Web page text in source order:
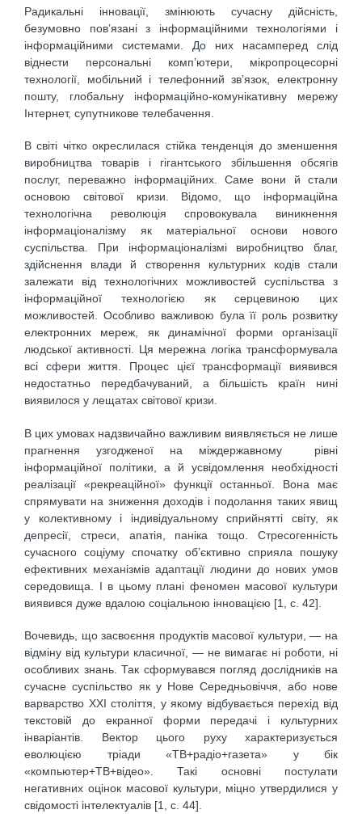
Радикальні інновації, змінюють сучасну дійсність,
безумовно пов’язані з інформаційними технологіями і
інформаційними системами. До них насамперед слід
віднести персональні комп’ютери, мікропроцесорні
технології, мобільний і телефонний зв’язок, електронну
пошту, глобальну інформаційно-комунікативну мережу
Інтернет, супутникове телебачення.
В світі чітко окреслилася стійка тенденція до зменшення
виробництва товарів і гігантського збільшення обсягів
послуг, переважно інформаційних. Саме вони й стали
основою світової кризи. Відомо, що інформаційна
технологічна революція спровокувала виникнення
інформаціоналізму як матеріальної основи нового
суспільства. При інформаціоналізмі виробництво благ,
здійснення влади й створення культурних кодів стали
залежати від технологічних можливостей суспільства з
інформаційної технологією як серцевиною цих
можливостей. Особливо важливою була її роль розвитку
електронних мереж, як динамічної форми організації
людської активності. Ця мережна логіка трансформувала
всі сфери життя. Процес цієї трансформації виявився
недостатньо передбачуваний, а більшість країн нині
виявилося у лещатах світової кризи.
В цих умовах надзвичайно важливим виявляється не лише
прагнення узгодженої на міждержавному рівні
інформаційної політики, а й усвідомлення необхідності
реалізації «рекреаційної» функції останньої. Вона має
спрямувати на зниження доходів і подолання таких явищ
у колективному і індивідуальному сприйнятті світу, як
депресії, стреси, апатія, паніка тощо. Стресогенність
сучасного соціуму спочатку об’єктивно сприяла пошуку
ефективних механізмів адаптації людини до нових умов
середовища. І в цьому плані феномен масової культури
виявився дуже вдалою соціальною інновацією [1, с. 42].
Вочевидь, що засвоєння продуктів масової культури, — на
відміну від культури класичної, — не вимагає ні роботи, ні
особливих знань. Так сформувався погляд дослідників на
сучасне суспільство як у Нове Середньовіччя, або нове
варварство XXI століття, у якому відбувається перехід від
текстовій до екранної форми передачі і культурних
інваріантів. Вектор цього руху характеризується
еволюцією тріади «ТВ+радіо+газета» у бік
«компьютер+ТВ+відео». Такі основні постулати
негативних оцінок масової культури, міцно утвердилися у
свідомості інтелектуалів [1, с. 44].